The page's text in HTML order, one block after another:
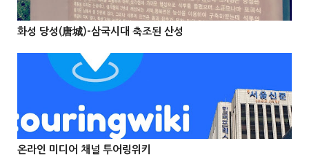
 

화성 당성(唐城)-삼국시대 축조된 산성
 

온라인 미디어 채널 투어링위키